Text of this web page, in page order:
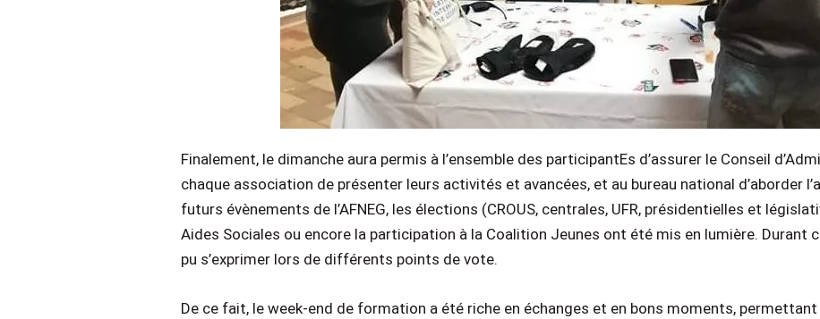
Finalement, le dimanche aura permis à l’ensemble des participantEs d’assurer le Conseil
chaque association de présenter leurs activités et avancées, et au bureau national d’aborder
futurs évènements de l’AFNEG, les élections (CROUS, centrales, UFR, présidentielles et
Aides Sociales ou encore la participation à la Coalition Jeunes ont été mis en lumière. Durant
pu s’exprimer lors de différents points de vote.
De ce fait, le week-end de formation a été riche en échanges et en bons moments, permettant